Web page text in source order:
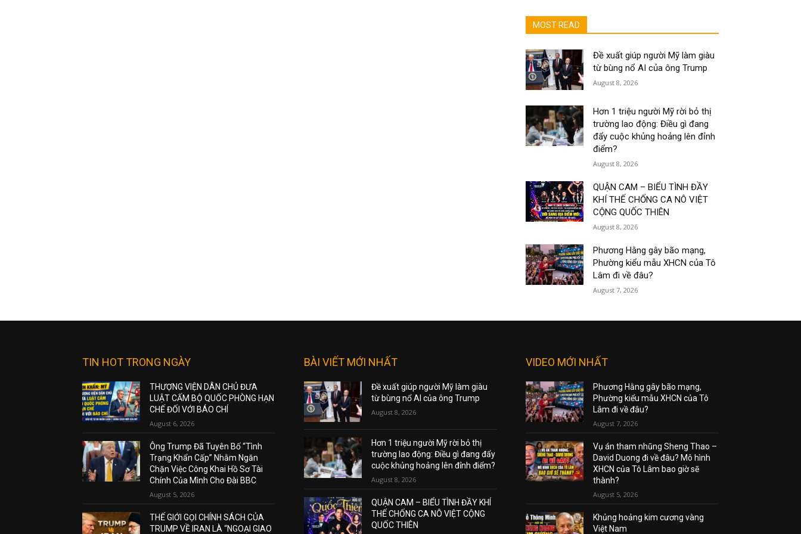
MOST READ
Đề xuất giúp người Mỹ làm giàu
từ bùng nổ AI của ông Trump
August 8, 2026
Hơn 1 triệu người Mỹ rời bỏ thị
trường lao động: Điều gì đang
đẩy cuộc khủng hoảng lên đỉnh
điểm?
August 8, 2026
QUẬN CAM – BIỂU TÌNH ĐẦY
KHÍ THẾ CHỐNG CA NÔ VIỆT
CỘNG QUỐC THIÊN
August 8, 2026
Phương Hằng gây bão mạng,
Phường kiểu mẫu XHCN của Tô
Lâm đi về đâu?
August 7, 2026
TIN HOT TRONG NGÀY
THƯỢNG VIỆN DÂN CHỦ ĐƯA
LUẬT CẤM BỘ QUỐC PHÒNG HẠN
CHẾ ĐỐI VỚI BÁO CHÍ
August 6, 2026
Ông Trump Đã Tuyên Bố “Tình
Trạng Khẩn Cấp” Nhằm Ngăn
Chặn Việc Công Khai Hồ Sơ Tài
Chính Của Mình Cho Đài BBC
August 5, 2026
THẾ GIỚI GỌI CHÍNH SÁCH CỦA
TRUMP VỀ IRAN LÀ “NGOẠI GIAO
BÀI VIẾT MỚI NHẤT
Đề xuất giúp người Mỹ làm giàu
từ bùng nổ AI của ông Trump
August 8, 2026
Hơn 1 triệu người Mỹ rời bỏ thị
trường lao động: Điều gì đang đẩy
cuộc khủng hoảng lên đỉnh điểm?
August 8, 2026
QUẬN CAM – BIỂU TÌNH ĐẦY KHÍ
THẾ CHỐNG CA NÔ VIỆT CỘNG
QUỐC THIÊN
VIDEO MỚI NHẤT
Phương Hằng gây bão mạng,
Phường kiểu mẫu XHCN của Tô
Lâm đi về đâu?
August 7, 2026
Vụ án tham nhũng Sheng Thao –
David Duong đi về đâu? Mô hình
XHCN của Tô Lâm bao giờ sẽ
thành?
August 5, 2026
Khủng hoảng kim cương vàng
Việt Nam